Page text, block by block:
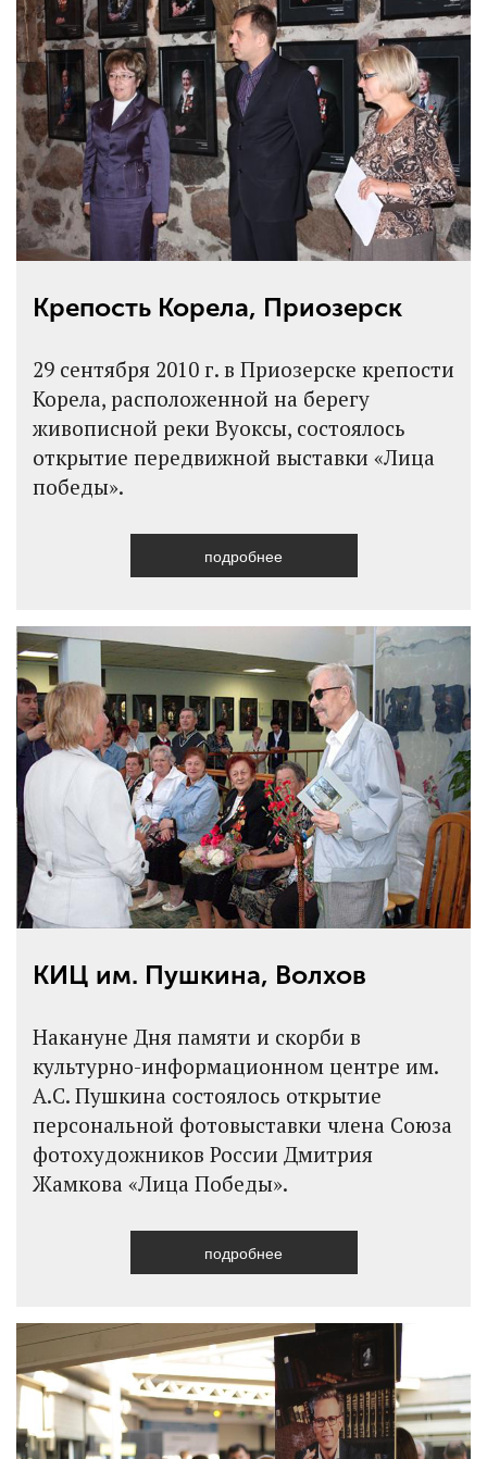
Крепость Корела, Приозерск
29 сентября 2010 г. в Приозерске крепости
Корела, расположенной на берегу
живописной реки Вуоксы, состоялось
открытие передвижной выставки «Лица
победы».
подробнее
КИЦ им. Пушкина, Волхов
Накануне Дня памяти и скорби в
культурно-информационном центре им.
А.С. Пушкина состоялось открытие
персональной фотовыставки члена Союза
фотохудожников России Дмитрия
Жамкова «Лица Победы».
подробнее